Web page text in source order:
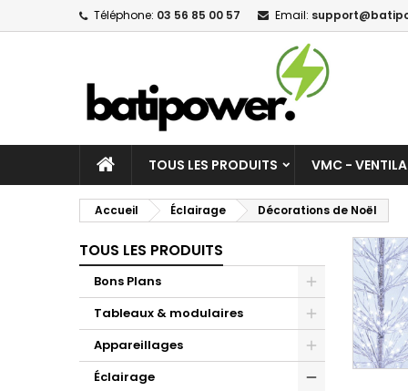
Téléphone: 03 56 85 00 57 Email:
TOUS LES PRODUITS VMC -
Accueil Éclairage Décorations de Noël
TOUS LES PRODUITS
Bons Plans
Tableaux & modulaires
Appareillages
Éclairage